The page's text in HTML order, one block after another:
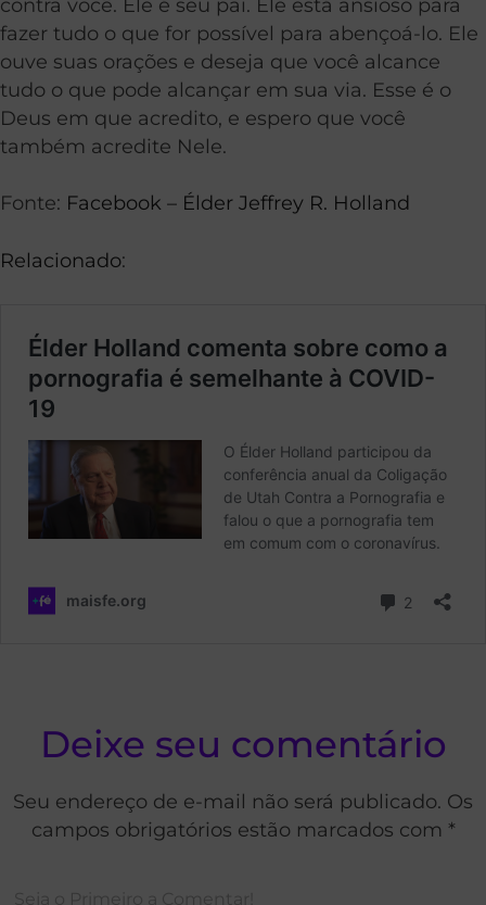
fazer tudo o que for possível para abençoá-lo. Ele
ouve suas orações e deseja que você alcance
tudo o que pode alcançar em sua via. Esse é o
Deus em que acredito, e espero que você
também acredite Nele.
Fonte: Facebook – Élder Jeffrey R. Holland
Relacionado:
Deixe seu comentário
Seu endereço de e-mail não será publicado. Os
campos obrigatórios estão marcados com *